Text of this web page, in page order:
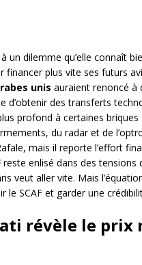
un dilemme qu’elle connaît
financer plus vite ses futurs
unis auraient renoncé à
d’obtenir des transferts
profond à certaines
du radar et de
mais il reporte l’effort
reste enlisé dans des tensions
veut aller vite. Mais
le SCAF et garder une
révèle le prix